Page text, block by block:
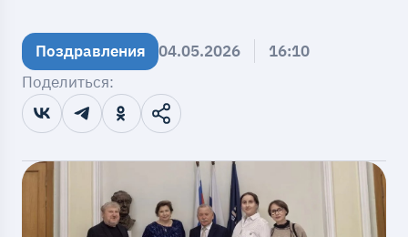
Поздравления 04.05.2026
16:10
Поделиться: